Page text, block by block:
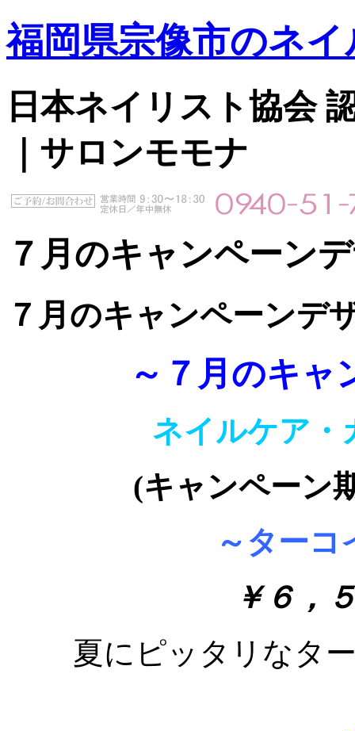
福岡県宗像市のネ
日本ネイリスト協会
｜サロンモモナ
７月のキャンペーン
７月のキャンペーンデ
～７月のキャ
ネイルケア・
(キャンペーン
～ターコ
￥６，
夏にピッタリなタ